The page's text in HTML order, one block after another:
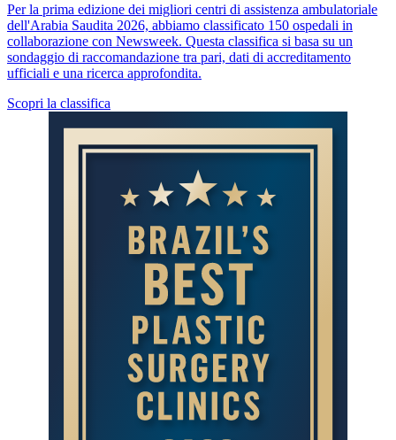
Per la prima edizione dei migliori centri di assistenza ambulatoriale
dell'Arabia Saudita 2026, abbiamo classificato 150 ospedali in
collaborazione con Newsweek. Questa classifica si basa su un
sondaggio di raccomandazione tra pari, dati di accreditamento
ufficiali e una ricerca approfondita.
Scopri la classifica